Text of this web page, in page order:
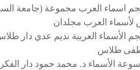
لأسماء العرب مجلدان
طلاس